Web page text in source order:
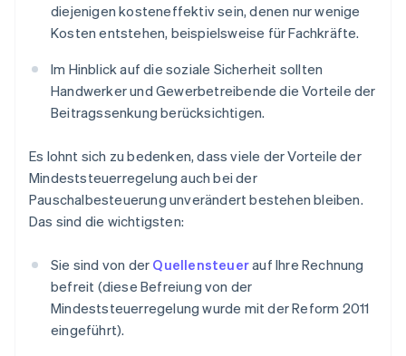
diejenigen kosteneffektiv sein, denen nur wenige
Kosten entstehen, beispielsweise für Fachkräfte.
Im Hinblick auf die soziale Sicherheit sollten
Handwerker und Gewerbetreibende die Vorteile der
Beitragssenkung berücksichtigen.
Es lohnt sich zu bedenken, dass viele der Vorteile der
Mindeststeuerregelung auch bei der
Pauschalbesteuerung unverändert bestehen bleiben.
Das sind die wichtigsten:
Sie sind von der Quellensteuerauf Ihre Rechnung
befreit (diese Befreiung von der
Mindeststeuerregelung wurde mit der Reform 2011
eingeführt).